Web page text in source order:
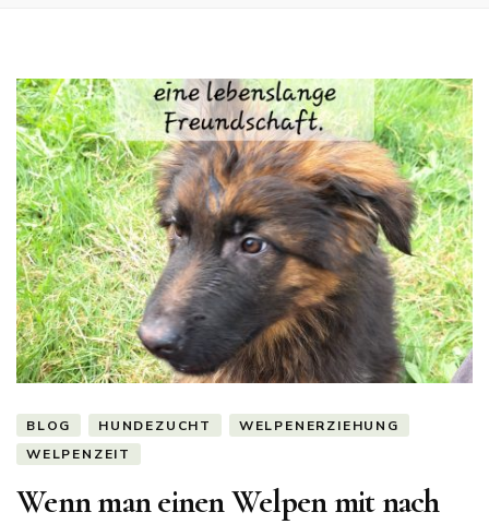
BLOG HUNDEZUCHT
WELPENERZIEHUNG
WELPENZEIT
Wenn man einen Welpen mit nach